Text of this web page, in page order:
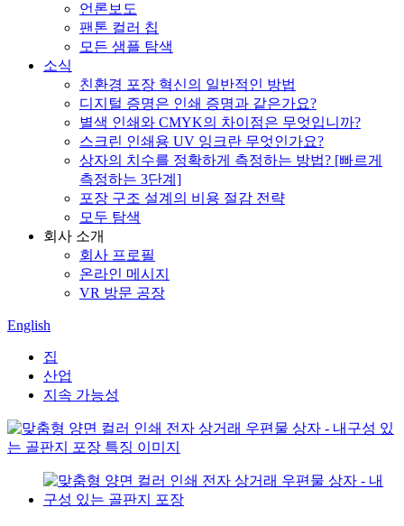
언론보도
팬톤 컬러 칩
모든 샘플 탐색
소식
친환경 포장 혁신의 일반적인 방법
디지털 증명은 인쇄 증명과 같은가요?
별색 인쇄와 CMYK의 차이점은 무엇입니까?
스크린 인쇄용 UV 잉크란 무엇인가요?
상자의 치수를 정확하게 측정하는 방법? [빠르게
측정하는 3단계]
포장 구조 설계의 비용 절감 전략
모두 탐색
회사 소개
회사 프로필
온라인 메시지
VR 방문 공장
English
집
산업
지속 가능성